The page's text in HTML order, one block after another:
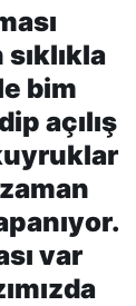
bim
açılış
var